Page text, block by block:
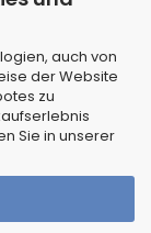
auch von
der Website
zu
Sie in unserer